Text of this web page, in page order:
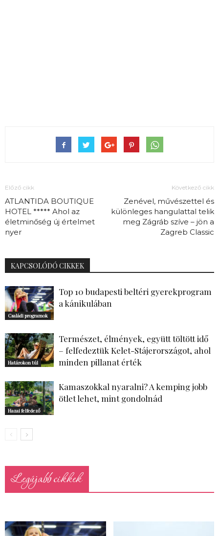
Előző cikk
ATLANTIDA BOUTIQUE
HOTEL ***** Ahol az
életminőség új értelmet
nyer
Következő cikk
Zenével, művészettel és
különleges hangulattal telik
meg Zágráb szíve – jön a
Zagreb Classic
KAPCSOLÓDÓ CIKKEK
Családi programok
Top 10 budapesti beltéri gyerekprogram
a kánikulában
Határokon túl
Természet, élmények, együtt töltött idő
– felfedeztük Kelet-Stájerországot, ahol
minden pillanat érték
Hazai felfedező
Kamaszokkal nyaralni? A kemping jobb
ötlet lehet, mint gondolnád
Legújabb cikkek